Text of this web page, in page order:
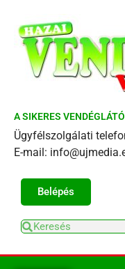
A SIKERES
Ügyfélszolgálati
E-mail:
Belépés